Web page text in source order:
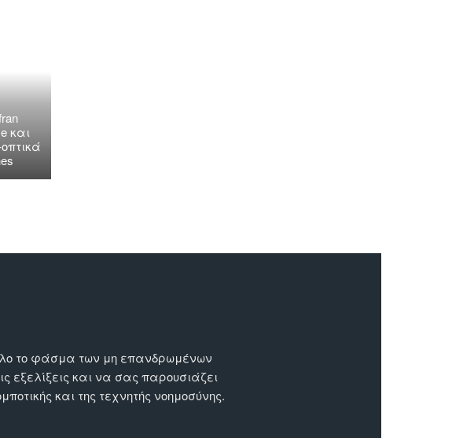
και
όλο το φάσμα των μη επανδρωμένων
εξελίξεις και να σας παρουσιάζει
και της τεχνητής νοημοσύνης.